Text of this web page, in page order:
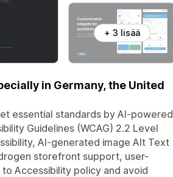
+ 3 lisää
in Germany, the United
essential standards by AI-powered
Guidelines (WCAG) 2.2 Level
AI-generated image Alt Text
storefront support, user-
Accessibility policy and avoid